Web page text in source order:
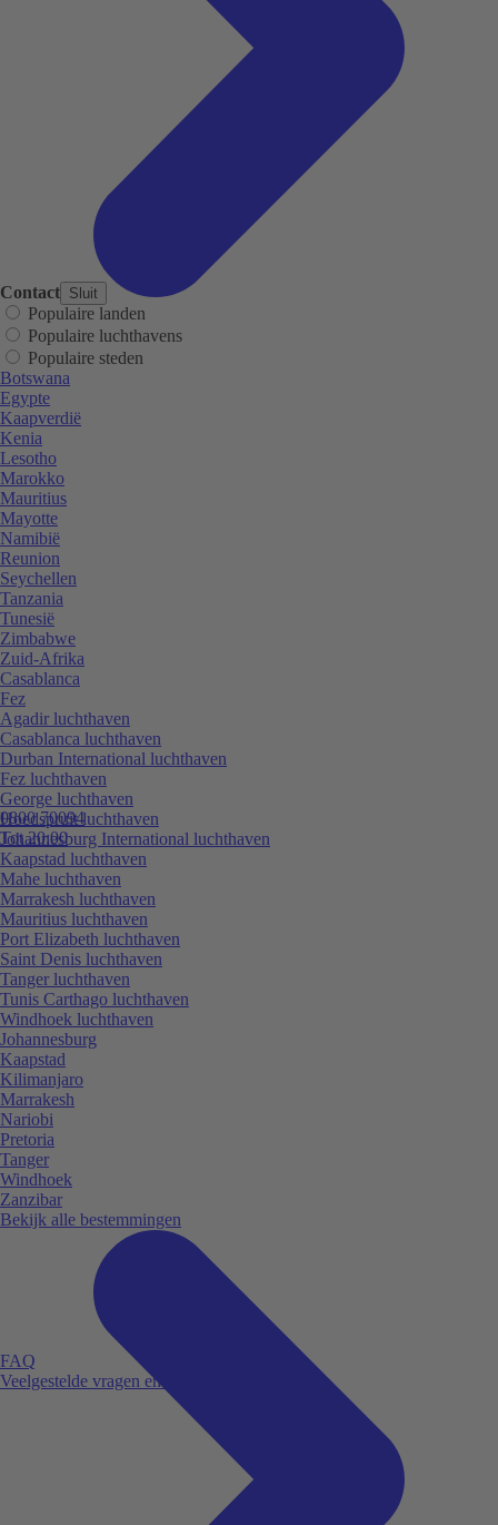
Contact Sluit
0800 70094
Tot 20:00
FAQ
Veelgestelde vragen en antwoorden.
Populaire landen
Populaire luchthavens
Populaire steden
Botswana
Egypte
Kaapverdië
Kenia
Lesotho
Marokko
Mauritius
Mayotte
Namibië
Reunion
Seychellen
Tanzania
Tunesië
Zimbabwe
Zuid-Afrika
Casablanca
Fez
Agadir luchthaven
Casablanca luchthaven
Durban International luchthaven
Fez luchthaven
George luchthaven
Hoedspruit luchthaven
Johannesburg International luchthaven
Kaapstad luchthaven
Mahe luchthaven
Marrakesh luchthaven
Mauritius luchthaven
Port Elizabeth luchthaven
Saint Denis luchthaven
Tanger luchthaven
Tunis Carthago luchthaven
Windhoek luchthaven
Johannesburg
Kaapstad
Kilimanjaro
Marrakesh
Nariobi
Pretoria
Tanger
Windhoek
Zanzibar
Bekijk alle bestemmingen